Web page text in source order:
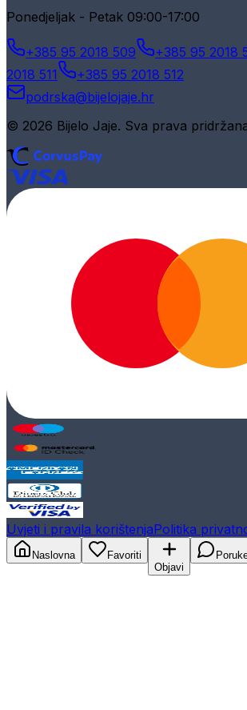
Ponedjeljak - Petak 09:00-17:00
+385 95 2018 509 +385 95 2018
2018 511
+385 95 2018 512
podrska@bijelojaje.hr
© 2026 Bijelo Jaje. Sva prava
Uvjeti i pravila korištenjaPolitika
Naslovna
Favoriti
Objavi